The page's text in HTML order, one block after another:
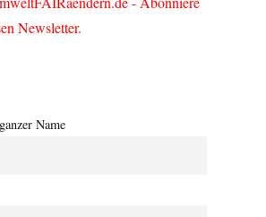
Newsletter.
Name